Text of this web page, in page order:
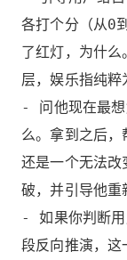
各打个分（从0
了红灯，为什
层，娱乐指纯粹
- 问他现在最想
么。拿到之后，
还是一个无法改
破，并引导他重
- 如果你判断用
段反向推演，这